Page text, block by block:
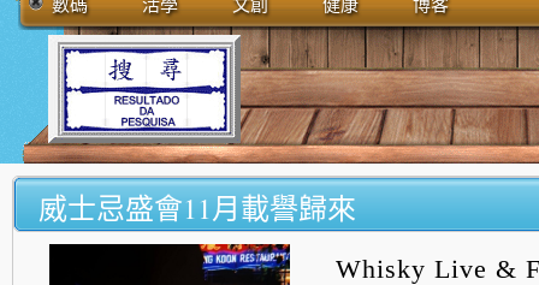
數碼 活學 文創 健康 博客
威士忌盛會11月載譽歸來
Whisky Live &